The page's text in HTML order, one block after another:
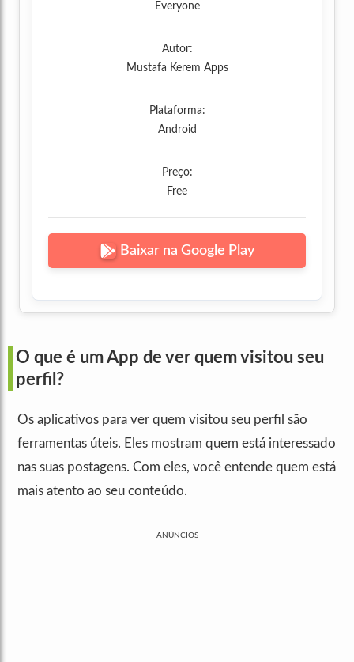
Everyone
Autor:
Mustafa Kerem Apps
Plataforma:
Android
Preço:
Free
Baixar na Google Play
O que é um App de ver quem visitou seu
perfil?
Os aplicativos para ver quem visitou seu perfil são
ferramentas úteis. Eles mostram quem está interessado
nas suas postagens. Com eles, você entende quem está
mais atento ao seu conteúdo.
ANÚNCIOS